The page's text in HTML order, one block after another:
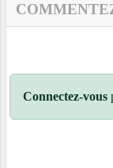
Connectez-vous